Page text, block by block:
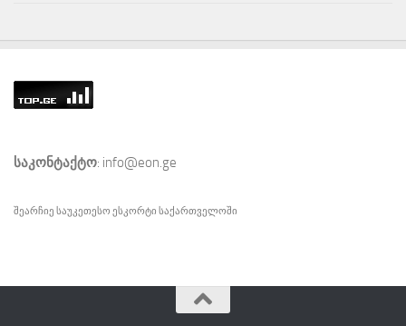
საკონტაქტო: info@eon.ge
შეარჩიე საუკეთესო ესკორტი საქართველოში